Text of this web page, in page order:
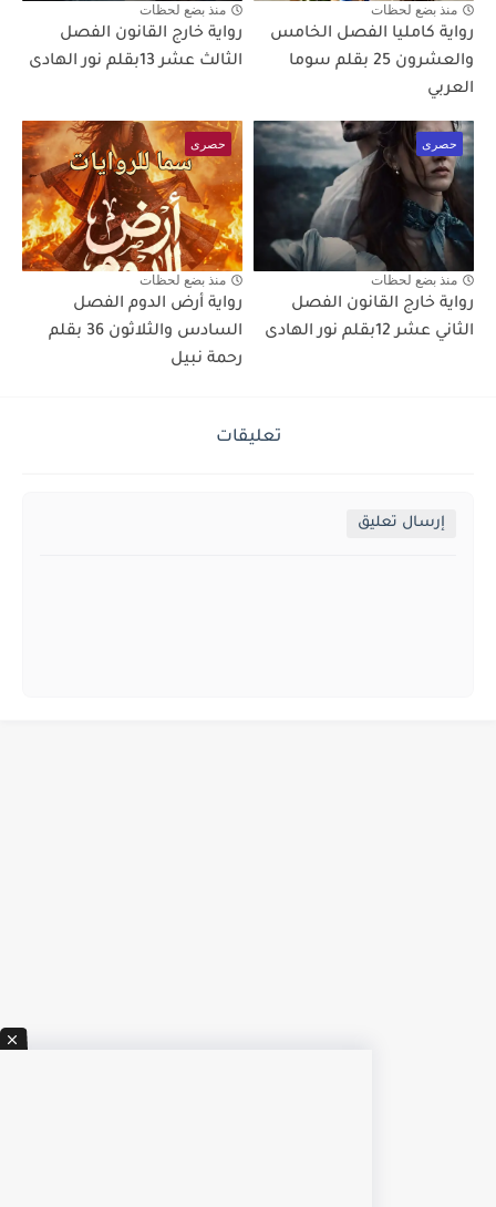
منذ بضع لحظات
رواية كامليا الفصل الخامس
والعشرون 25 بقلم سوما
العربي
منذ بضع لحظات
رواية خارج القانون الفصل
الثالث عشر 13بقلم نور الهادى
حصرى
منذ بضع لحظات
رواية خارج القانون الفصل
الثاني عشر 12بقلم نور الهادى
حصرى
منذ بضع لحظات
رواية أرض الدوم الفصل
السادس والثلاثون 36 بقلم
رحمة نبيل
تعليقات
إرسال تعليق